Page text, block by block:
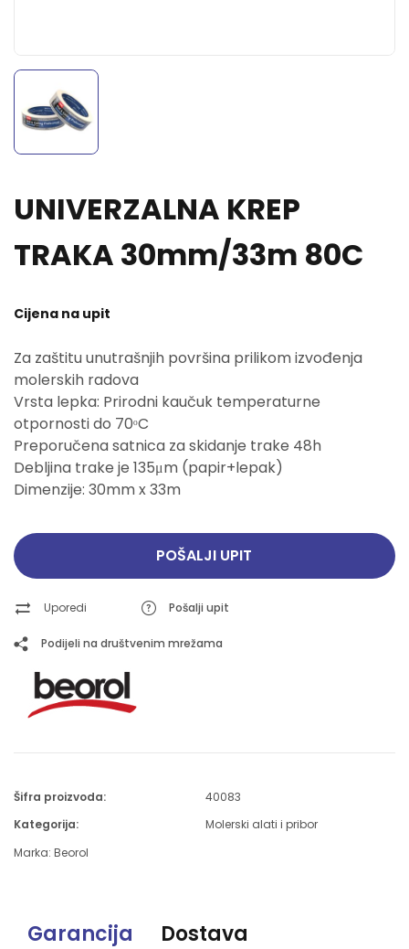
UNIVERZALNA KREP
TRAKA 30mm/33m 80C
Cijena na upit
Za zaštitu unutrašnjih površina prilikom izvođenja
molerskih radova
Vrsta lepka: Prirodni kaučuk temperaturne
otpornosti do 70ᵒC
Preporučena satnica za skidanje trake 48h
Debljina trake je 135μm (papir+lepak)
Dimenzije: 30mm x 33m
POŠALJI UPIT
Uporedi Pošalji upit
Podijeli na društvenim mrežama
Šifra proizvoda:
40083
Kategorija:
Molerski alati i pribor
Marka: Beorol
Garancija Dostava